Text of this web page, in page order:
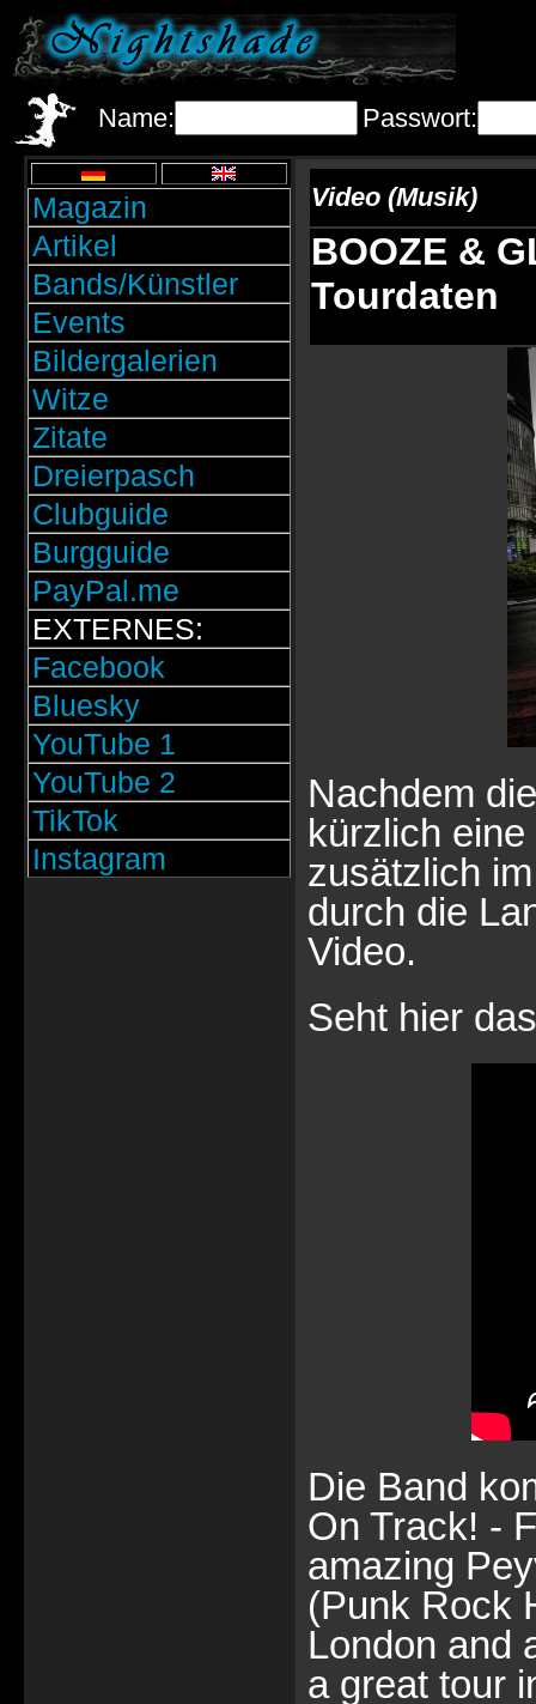
Name: Passwort:
Magazin
Artikel
Bands/Künstler
Events
Bildergalerien
Witze
Zitate
Dreierpasch
Clubguide
Burgguide
PayPal.me
EXTERNES:
Facebook
Bluesky
YouTube 1
YouTube 2
TikTok
Instagram
Video (Musik)
BOOZE &
Tourdaten
Nachdem
kürzlich
zusätzlich
durch die
Video.
Seht hier
Die Band
On Track! -
amazing
(Punk Rock
London and
a great tour